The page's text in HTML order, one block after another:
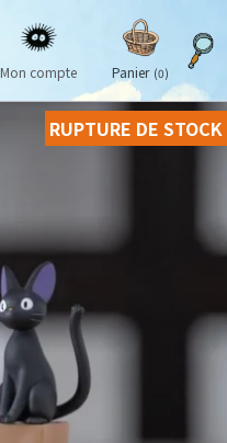
Mon compte Panier (0)
RUPTURE DE STOCK